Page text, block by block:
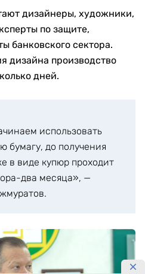
дизайнеры, художники,
по защите,
банковского сектора.
дизайна производство
дней.
использовать
бумагу, до получения
в виде купюр проходит
два месяца», —